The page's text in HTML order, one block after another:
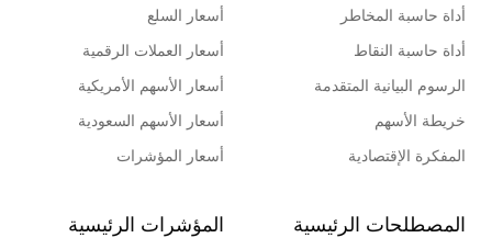
أداة حاسبة المخاطر
أداة حاسبة النقاط
الرسوم البيانية المتقدمة
خريطة الأسهم
المفكرة الإقتصادية
أسعار السلع
أسعار العملات الرقمية
أسعار الأسهم الأمريكية
أسعار الأسهم السعودية
أسعار المؤشرات
المصطلحات الرئيسية المؤشرات الرئيسية